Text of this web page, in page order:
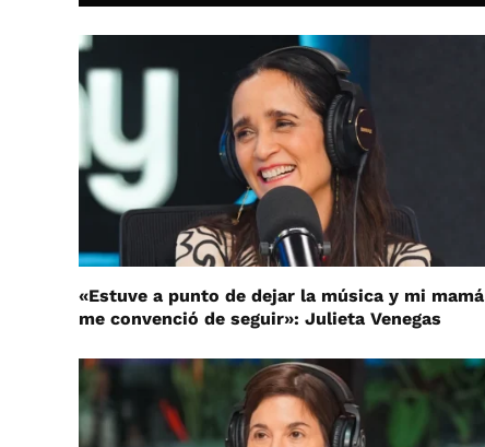
«Estuve a punto de dejar la música y mi mamá
me convenció de seguir»: Julieta Venegas